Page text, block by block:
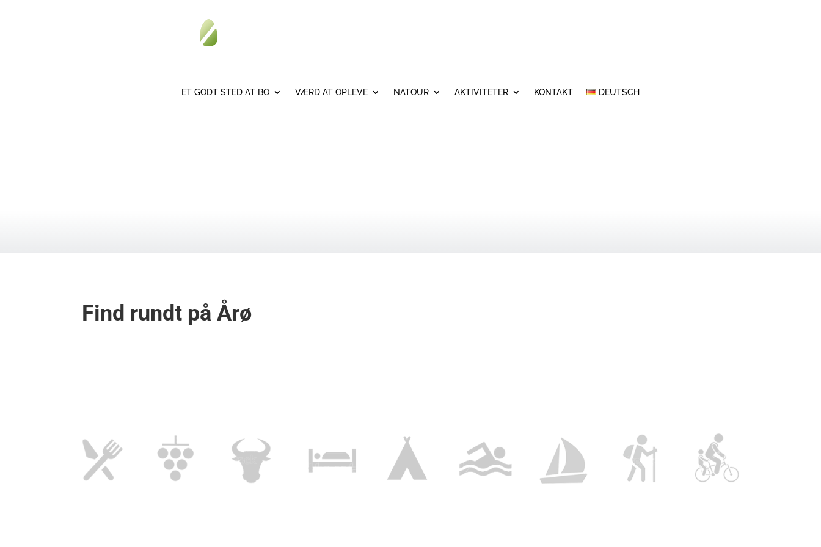
ET GODT STED AT BO VÆRD AT OPLEVE NATOUR AKTIVITETER KONTAKT DEUTSCH
Find rundt på Årø